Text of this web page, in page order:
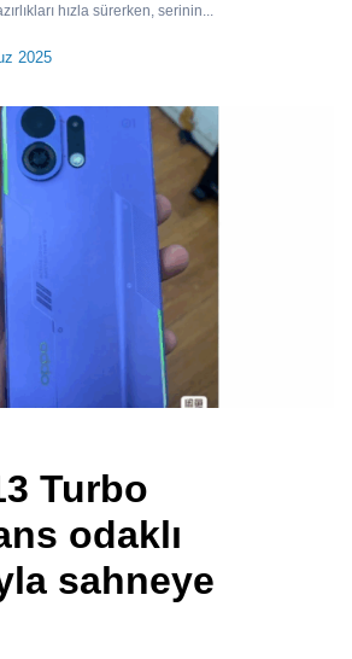
hızla sürerken, serinin...
2025
Turbo
odaklı
sahneye